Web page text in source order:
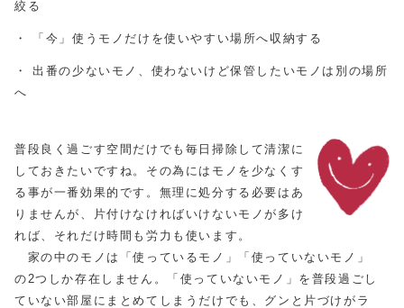
絞る
・ 「今」使うモノだけを使いやすい場所へ収納する
・ 出番の少ないモノ、使わないけど保管したいモノは別の場所
へ
普段良く過ごす空間だけでも毎日掃除して清潔に
しておきたいですね。その為にはモノを少なくす
る事が一番効果的です。無理に処分する必要はあ
りませんが、片付けなければいけないモノが多け
れば、それだけ時間も労力も使います。
家の中のモノは「使っているモノ」「使っていないモノ」
の2つしか存在しません。「使っていないモノ」を普段過ごし
ていない部屋にまとめてしまうだけでも、グンと片づけがラ